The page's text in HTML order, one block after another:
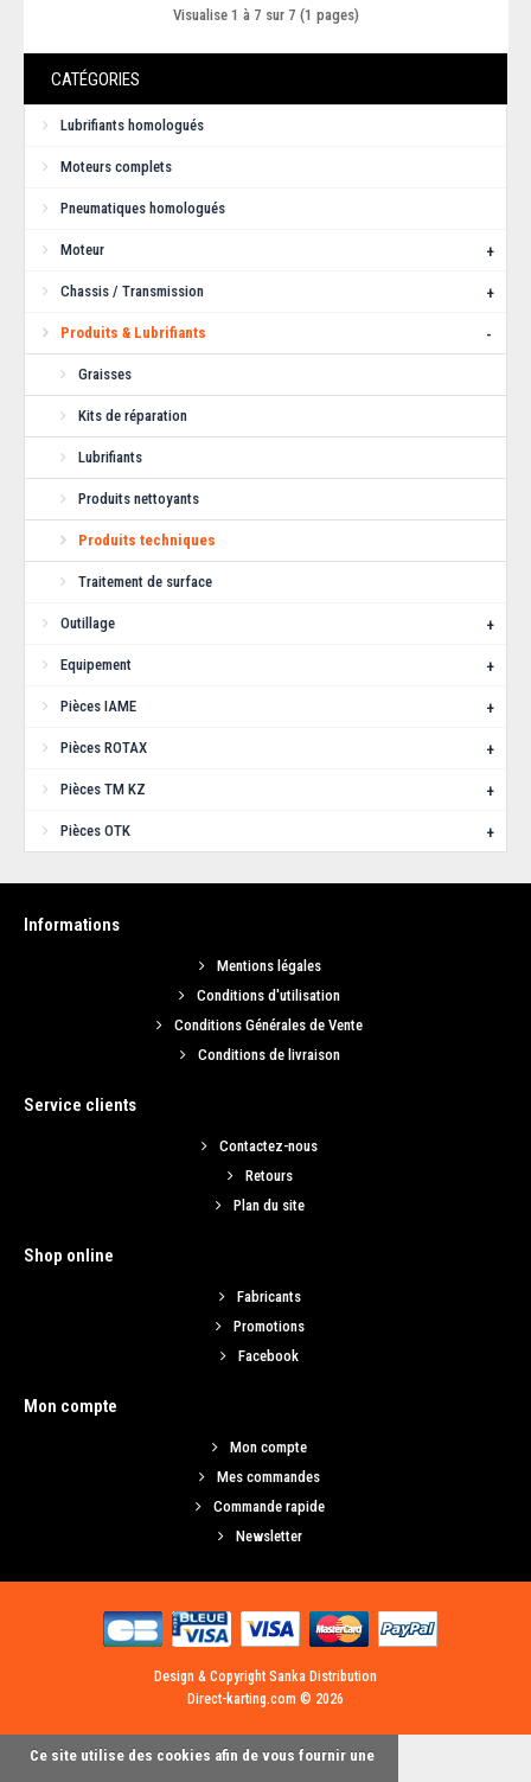
Graisse à base de cuivre, résite à l'eau et aux températures élevées.
21,60€
Ajouter aux articles préférés
Graisse XERAMIC - Haute température
(500gr)
Grainsse de montage à base de céramique spécialement adaptée pour les
applications susceptibles de m..
Graisse XERAMIC - Lithium (500gr)
Graisse pour éléments tournants à forte charge...
Ajouter aux articles préférés
Ajouter au comparatif
Visualise 1 à 7 sur 7 (1 pages)
CATÉGORIES
Lubrifiants homologués
Moteurs complets
Pneumatiques homologués
Moteur +
Chassis / Transmission +
Produits & Lubrifiants -
Graisses
Kits de réparation
Lubrifiants
Produits nettoyants
Produits techniques
Traitement de surface
Outillage +
Equipement +
Pièces IAME +
Pièces ROTAX +
Pièces TM KZ +
Pièces OTK +
Informations
Mentions légales
Conditions d'utilisation
Conditions Générales de Vente
Conditions de livraison
Service clients
Contactez-nous
Retours
Plan du site
Shop online
Fabricants
Promotions
Facebook
Mon compte
Mon compte
Mes commandes
Commande rapide
Newsletter
Design & Copyright Sanka Distribution
Direct-karting.com © 2026
Ce site utilise des cookies afin de vous fournir une